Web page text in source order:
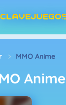
MMO Anime
Anime